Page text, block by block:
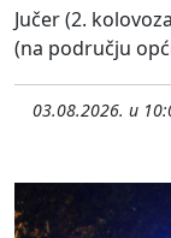
Jučer (2.
(na području
03.08.2026. u